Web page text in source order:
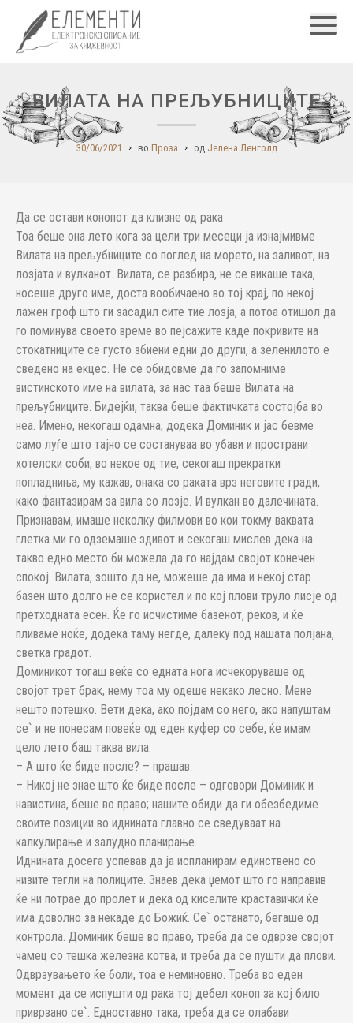
ВИЛАТА НА ПРЕЉУБНИЦИТЕ
30/06/2021 во Проза од Јелена Ленголд
Да се остави конопот да клизне од рака
Тоа беше она лето кога за цели три месеци ја изнајмивме
Вилата на прељубниците со поглед на морето, на заливот, на
лозјата и вулканот. Вилата, се разбира, не се викаше така,
носеше друго име, доста вообичаено во тој крај, по некој
лажен гроф што ги засадил сите тие лозја, а потоа отишол да
го поминува своето време во пејсажите каде покривите на
стокатниците се густо збиени едни до други, а зеленилото е
сведено на екцес. Не се обидовме да го запомниме
вистинското име на вилата, за нас таа беше Вилата на
прељубниците. Бидејќи, таква беше фактичката состојба во
неа. Имено, некогаш одамна, додека Доминик и јас бевме
само луѓе што тајно се состануваа во убави и пространи
хотелски соби, во некое од тие, секогаш прекратки
попладниња, му кажав, онака со раката врз неговите гради,
како фантазирам за вила со лозје. И вулкан во далечината.
Признавам, имаше неколку филмови во кои токму ваквата
глетка ми го одземаше здивот и секогаш мислев дека на
такво едно место би можела да го најдам својот конечен
спокој. Вилата, зошто да не, можеше да има и некој стар
базен што долго не се користел и по кој плови труло лисје од
претходната есен. Ќе го исчистиме базенот, реков, и ќе
пливаме ноќе, додека таму негде, далеку под нашата полјана,
светка градот.
Доминикот тогаш веќе со едната нога исчекоруваше од
својот трет брак, нему тоа му одеше некако лесно. Мене
нешто потешко. Вети дека, ако појдам со него, ако напуштам
се` и не понесам повеќе од еден куфер со себе, ќе имам
цело лето баш таква вила.
– А што ќе биде после? – прашав.
– Никој не знае што ќе биде после – одговори Доминик и
навистина, беше во право; нашите обиди да ги обезбедиме
своите позиции во иднината главно се сведуваат на
калкулирање и залудно планирање.
Иднината досега успевав да ја испланирам единствено со
низите тегли на полиците. Знаев дека џемот што го направив
ќе ни потрае до пролет и дека од киселите краставички ќе
има доволно за некаде до Божиќ. Се` останато, бегаше од
контрола. Доминик беше во право, треба да се одврзе својот
чамец со тешка железна котва, и треба да се пушти да плови.
Одврзувањето ќе боли, тоа е неминовно. Треба во еден
момент да се испушти од рака тој дебел коноп за кој било
приврзано се`. Едноставно така, треба да се олабави